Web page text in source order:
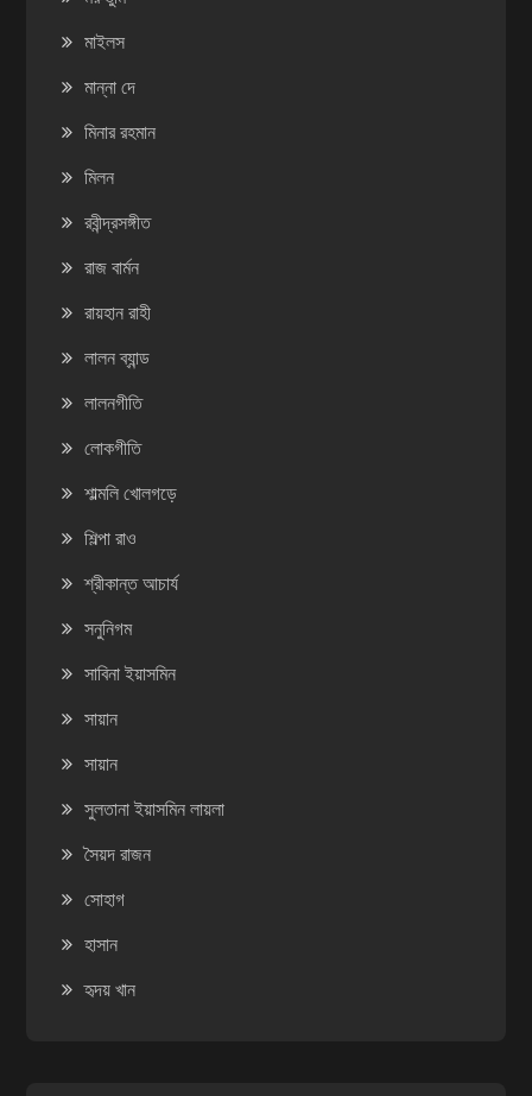
মাইলস
মান্না দে
মিনার রহমান
মিলন
রবীন্দ্রসঙ্গীত
রাজ বার্মন
রায়হান রাহী
লালন ব্যান্ড
লালনগীতি
লোকগীতি
শাল্মলি খোলগড়ে
শিল্পা রাও
শ্রীকান্ত আচার্য
সনুনিগম
সাবিনা ইয়াসমিন
সায়ান
সায়ান
সুলতানা ইয়াসমিন লায়লা
সৈয়দ রাজন
সোহাগ
হাসান
হৃদয় খান